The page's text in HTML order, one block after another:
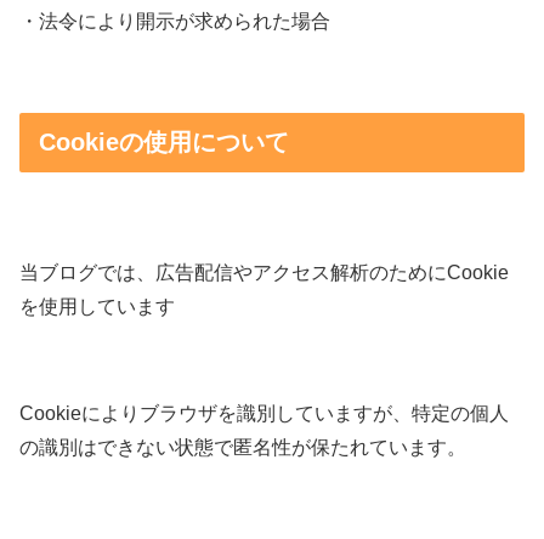
・法令により開示が求められた場合
Cookieの使用について
当ブログでは、広告配信やアクセス解析のためにCookie
を使用しています
Cookieによりブラウザを識別していますが、特定の個人
の識別はできない状態で匿名性が保たれています。